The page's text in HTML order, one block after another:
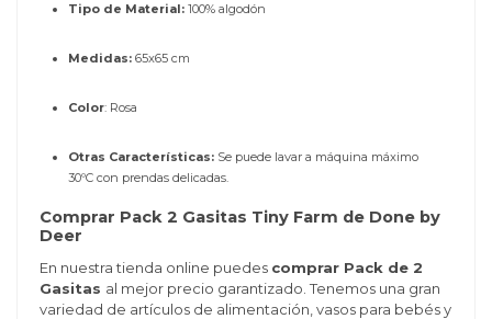
Tipo de Material:100% algodón
Medidas:65x65 cm
Color: Rosa
Otras Características:Se puede lavar a máquina máximo
30ºC con prendas delicadas.
Comprar Pack 2 Gasitas Tiny Farm de Done by
Deer
En nuestra tienda online puedes comprar Pack de 2
Gasitas al mejor precio garantizado. Tenemos una gran
variedad de artículos de alimentación, vasos para bebés y